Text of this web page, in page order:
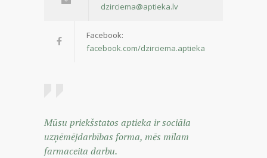
dzirciema@aptieka.lv
Facebook:
facebook.com/dzirciema.aptieka
Mūsu priekšstatos aptieka ir sociāla
uzņēmējdarbības forma, mēs mīlam
farmaceita darbu.